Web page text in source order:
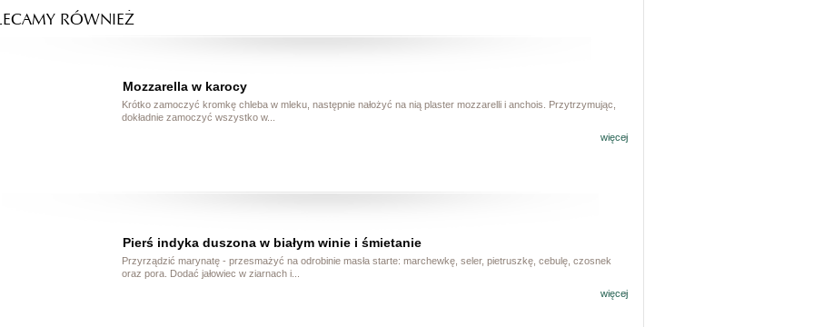
RÓWNIEŻ
Mozzarella w karocy
Krótko zamoczyć kromkę chleba w mleku, następnie nałożyć na nią plaster mozzarelli i anchois. Przytrzymując,
dokładnie zamoczyć wszystko w...
więcej
Pierś indyka duszona w białym winie i śmietanie
Przyrządzić marynatę - przesmażyć na odrobinie masła starte: marchewkę, seler, pietruszkę, cebulę, czosnek
oraz pora. Dodać jałowiec w ziarnach i...
więcej